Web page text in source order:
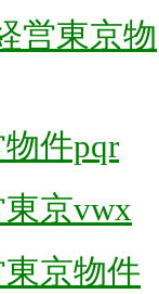
営東京物
件pqr
京vwx
京物件